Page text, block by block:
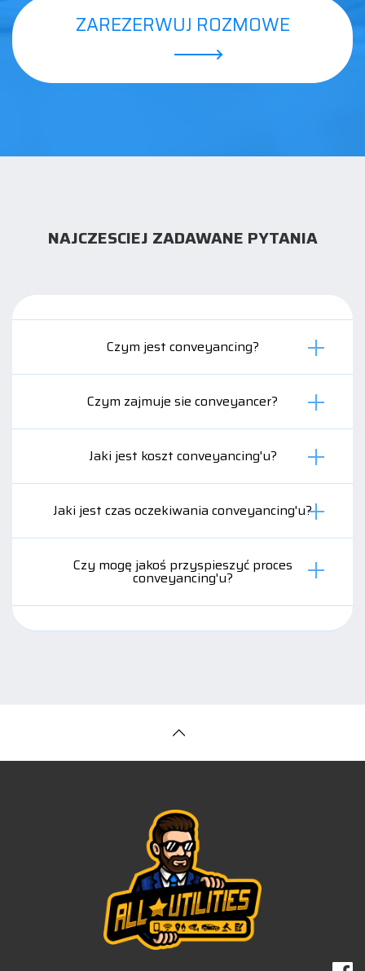
ZAREZERWUJ ROZMOWE
NAJCZESCIEJ ZADAWANE PYTANIA
Czym jest conveyancing?
Czym zajmuje sie conveyancer?
Jaki jest koszt conveyancing'u?
Jaki jest czas oczekiwania conveyancing'u?
Czy mogę jakoś przyspieszyć proces
conveyancing'u?